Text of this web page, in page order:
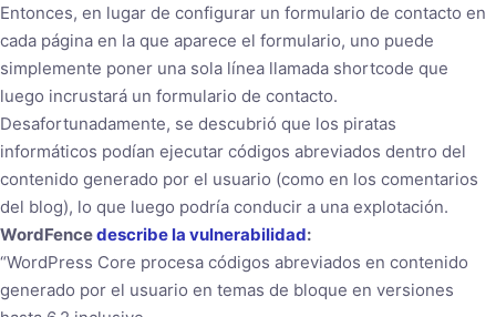
Entonces, en lugar de configurar un formulario de contacto en
cada página en la que aparece el formulario, uno puede
simplemente poner una sola línea llamada shortcode que
luego incrustará un formulario de contacto.
Desafortunadamente, se descubrió que los piratas
informáticos podían ejecutar códigos abreviados dentro del
contenido generado por el usuario (como en los comentarios
del blog), lo que luego podría conducir a una explotación.
WordFencedescribe la vulnerabilidad:
“WordPress Core procesa códigos abreviados en contenido
generado por el usuario en temas de bloque en versiones